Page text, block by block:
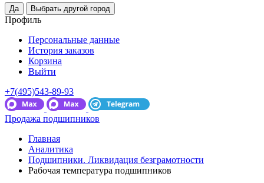
Профиль
Персональные данные
История заказов
Корзина
Выйти
+7(495)543-89-93
Продажа подшипников
Главная
Аналитика
Подшипники. Ликвидация безграмотности
Рабочая температура подшипников